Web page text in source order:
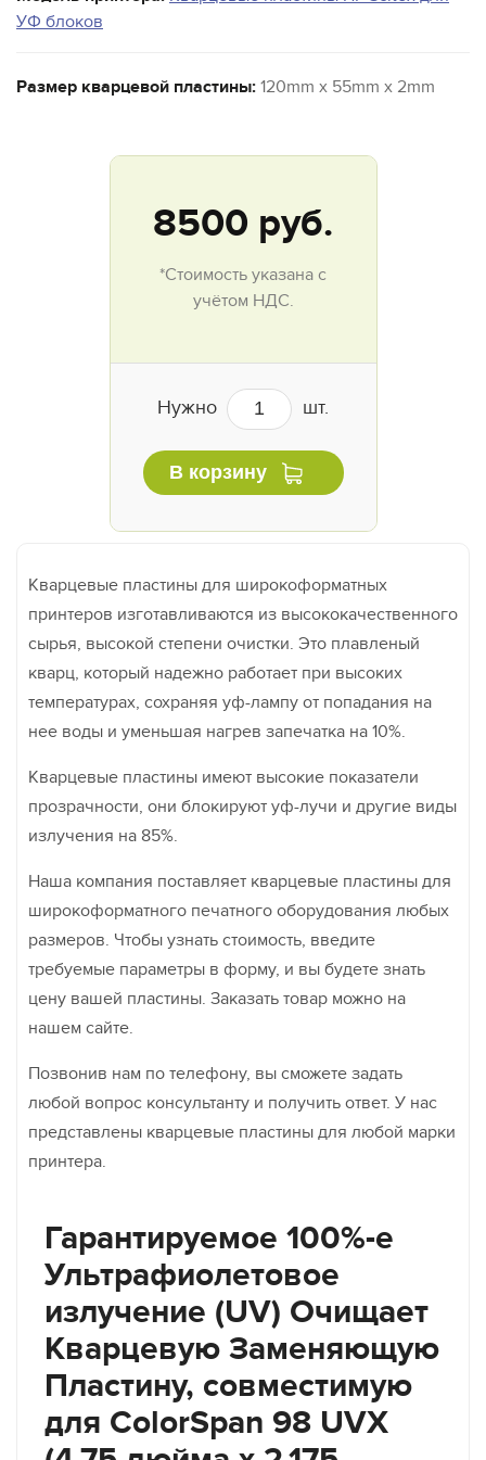
УФ блоков
Размер кварцевой пластины: 120mm x 55mm x 2mm
8500 руб.
*Стоимость указана с
учётом НДС.
Нужно шт.
В корзину
Кварцевые пластины для широкоформатных
принтеров изготавливаются из высококачественного
сырья, высокой степени очистки. Это плавленый
кварц, который надежно работает при высоких
температурах, сохраняя уф-лампу от попадания на
нее воды и уменьшая нагрев запечатка на 10%.
Кварцевые пластины имеют высокие показатели
прозрачности, они блокируют уф-лучи и другие виды
излучения на 85%.
Наша компания поставляет кварцевые пластины для
широкоформатного печатного оборудования любых
размеров. Чтобы узнать стоимость, введите
требуемые параметры в форму, и вы будете знать
цену вашей пластины. Заказать товар можно на
нашем сайте.
Позвонив нам по телефону, вы сможете задать
любой вопрос консультанту и получить ответ. У нас
представлены кварцевые пластины для любой марки
принтера.
Гарантируемое 100%-е
Ультрафиолетовое
излучение (UV) Очищает
Кварцевую Заменяющую
Пластину, совместимую
для ColorSpan 98 UVX